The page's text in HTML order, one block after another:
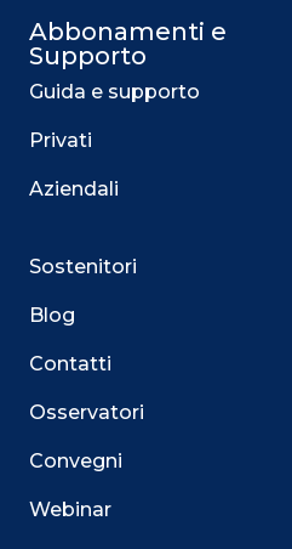
Abbonamenti e
Supporto
Guida e supporto
Privati
Aziendali
Sostenitori
Blog
Contatti
Osservatori
Convegni
Webinar